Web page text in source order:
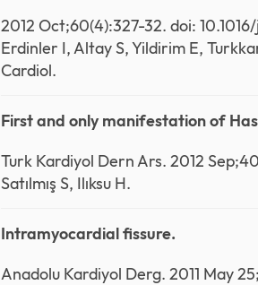
2012 Oct;60(4):327-32. doi:
Erdinler I, Altay S, Yildirim E,
Cardiol.
First and only manifestation of
Turk Kardiyol Dern Ars. 2012
Satılmış S, Ilıksu H.
Intramyocardial fissure.
Anadolu Kardiyol Derg. 2011 May